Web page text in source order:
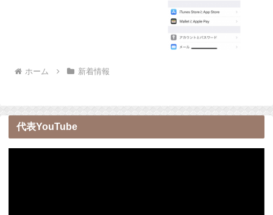
ホーム 新着情報
代表YouTube